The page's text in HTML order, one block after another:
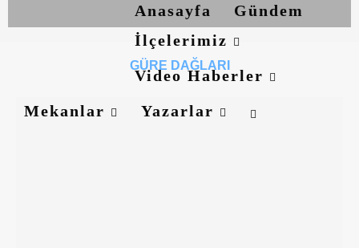
Anasayfa
Gündem
İlçelerimiz
Video Haberler
Mekanlar
Yazarlar
GÜRE DAĞLARI